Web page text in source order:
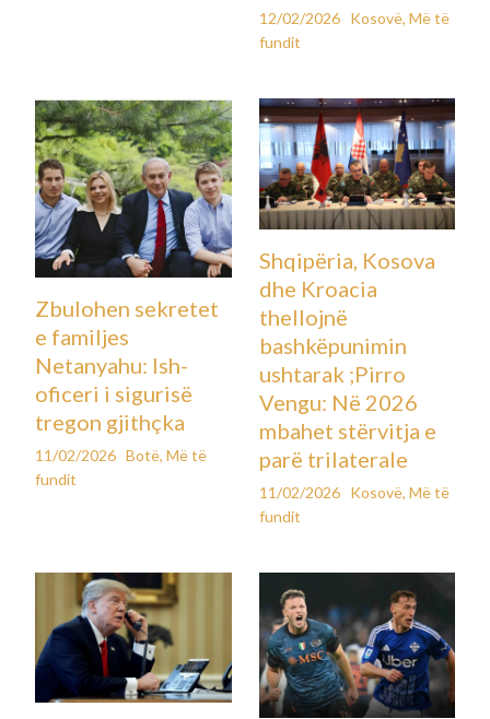
12/02/2026 Kosovë, Më të
fundit
Zbulohen sekretet
e familjes
Netanyahu: Ish-
oficeri i sigurisë
tregon gjithçka
11/02/2026 Botë,Më të
fundit
Shqipëria, Kosova
dhe Kroacia
thellojnë
bashkëpunimin
ushtarak ;Pirro
Vengu: Në 2026
mbahet stërvitja e
parë trilaterale
11/02/2026 Kosovë, Më të
fundit